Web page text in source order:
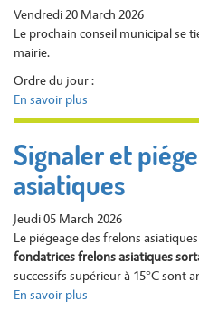
Vendredi 20 March 2026
Le prochain conseil municipal se
mairie.
Ordre du jour :
En savoir plus
Conseil
6
2026
à
19h30
Signaler et
asiatiques
Jeudi 05 March 2026
Le piégeage des frelons
fondatrices frelons asiatiques
successifs supérieur à 15°C sont
En savoir plus